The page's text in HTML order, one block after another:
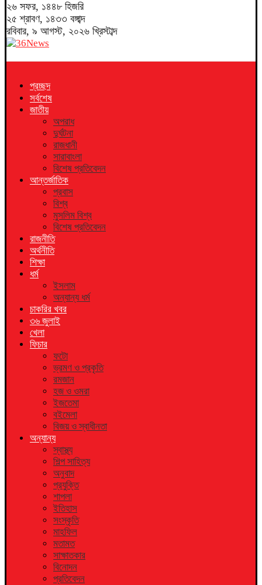
২৬ সফর, ১৪৪৮ হিজরি
২৫ শ্রাবণ, ১৪৩৩ বঙ্গাব্দ
রবিবার, ৯ আগস্ট, ২০২৬ খ্রিস্টাব্দ
প্রচ্ছদ
সর্বশেষ
জাতীয়
অপরাধ
দুর্ঘটনা
রাজধানী
সারাবাংলা
বিশেষ প্রতিবেদন
আন্তর্জাতিক
প্রবাস
বিশ্ব
মুসলিম বিশ্ব
বিশেষ প্রতিবেদন
রাজনীতি
অর্থনীতি
শিক্ষা
ধর্ম
ইসলাম
অন্যান্য ধর্ম
চাকরির খবর
৩৬ জুলাই
খেলা
ফিচার
ফটো
ভ্রমণ ও প্রকৃতি
রমজান
হজ ও ওমরা
ইজতেমা
বইমেলা
বিজয় ও স্বাধীনতা
অন্যান্য
স্বাস্থ্য
শিল্প সাহিত্য
অনুবাদ
প্রযুক্তি
শাপলা
ইতিহাস
সংস্কৃতি
মাহফিল
মতামত
সাক্ষাতকার
বিনোদন
প্রতিবেদন